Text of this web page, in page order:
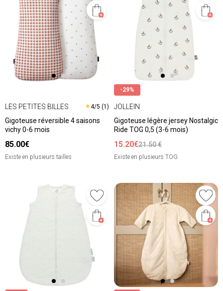
LES PETITES BILLES ★4/5 (1)
Gigoteuse réversible 4 saisons
vichy 0-6 mois
85.00€
Existe en plusieurs tailles
-29%
JOLLEIN
Gigoteuse légère jersey Nostalgic
Ride TOG 0,5 (3-6 mois)
15.20€21.50 €
Existe en plusieurs TOG